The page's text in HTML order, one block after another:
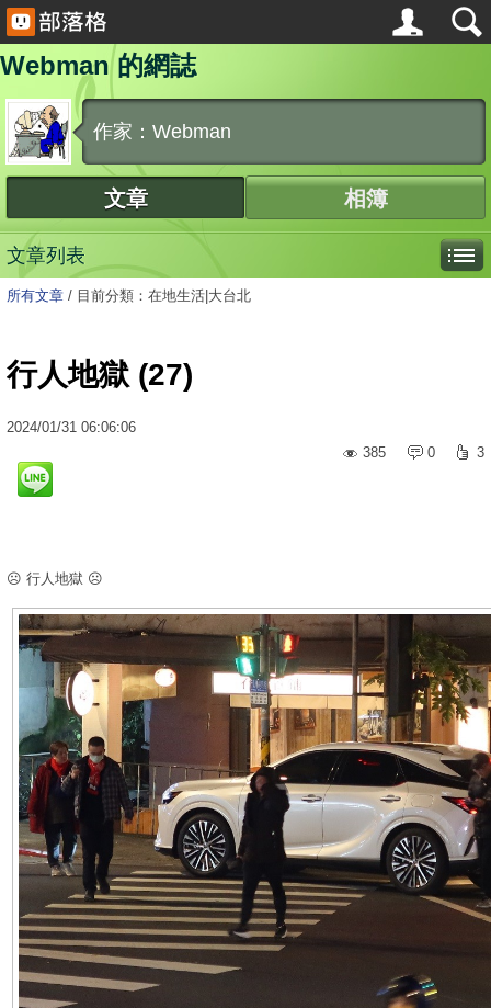
Webman 的網誌
作家：Webman
文章 相簿
文章列表
所有文章 / 目前分類：在地生活|大台北
行人地獄 (27)
2024/01/31 06:06:06
385
0 3
☹️ 行人地獄 ☹️